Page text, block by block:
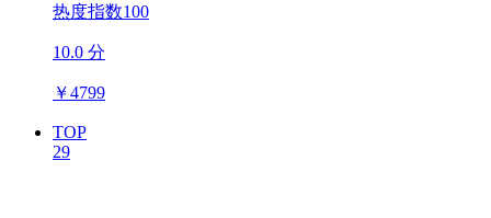
热度指数100
10.0 分
￥4799
TOP
29